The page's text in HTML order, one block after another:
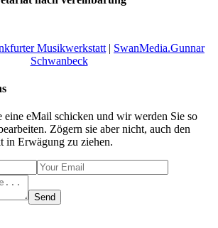
Musikwerkstatt | SwanMedia.Gunnar
Schwanbeck
eine eMail schicken und wir werden Sie so
Zögern sie aber nicht, auch den
in Erwägung zu ziehen.
Send